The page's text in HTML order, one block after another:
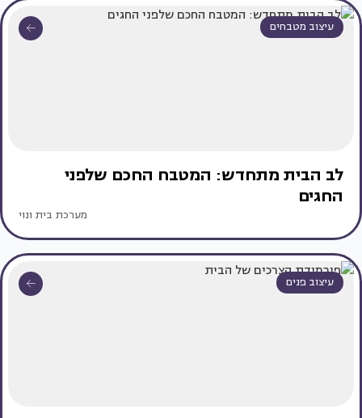
עיצוב מטבחים
לב הבית מתחדש: המטבח החכם שלפני
החגים
מערכת בית ונוי
עיצוב פנים